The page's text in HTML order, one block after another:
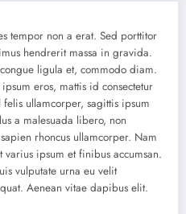
tempor non a erat. Sed porttitor
hendrerit massa in gravida.
ligula et, commodo diam.
eros, mattis id consectetur
ullamcorper, sagittis ipsum
a malesuada libero, non
rhoncus ullamcorper. Nam
ipsum et finibus accumsan.
vulputate urna eu velit
Aenean vitae dapibus elit.